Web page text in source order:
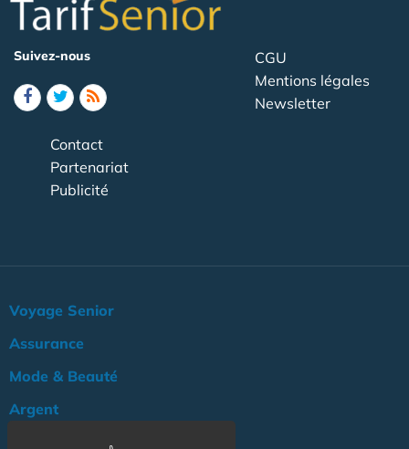
Suivez-nous
CGU
Mentions légales
Newsletter
Contact
Partenariat
Publicité
Voyage Senior
Assurance
Mode & Beauté
Argent
Loisir & Culture